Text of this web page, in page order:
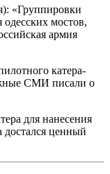
«Группировки
мостов,
армия
катера-
СМИ писали о
для нанесения
ценный